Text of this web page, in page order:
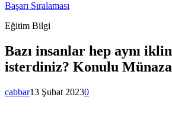
Başarı Sıralaması
Eğitim Bilgi
Bazı insanlar hep aynı
isterdiniz? Konulu
cabbar13 Şubat 20230